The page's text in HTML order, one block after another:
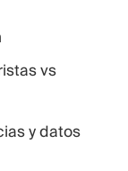
vs
y datos